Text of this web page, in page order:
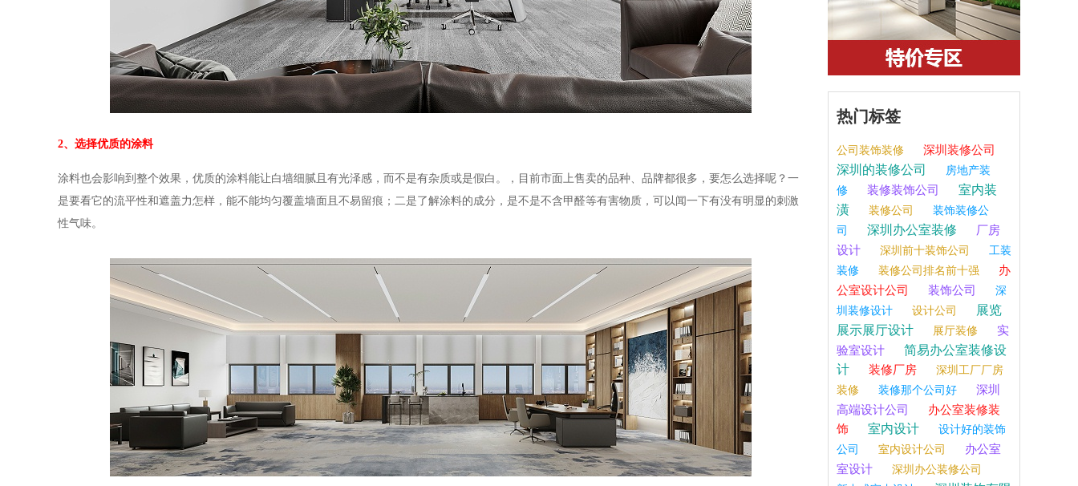
2、选择优质的涂料
涂料也会影响到整个效果，优质的涂料能让白墙细腻且有光泽感，而不是有杂质或是假白。，目前市面上售卖的品种、品牌都很多，要怎么选择呢？一
是要看它的流平性和遮盖力怎样，能不能均匀覆盖墙面且不易留痕；二是了解涂料的成分，是不是不含甲醛等有害物质，可以闻一下有没有明显的刺激
性气味。
热门标签
公司装饰装修 深圳装修公司
深圳的装修公司
房地产装
修
装修装饰公司
室内装
潢
装修公司
装饰装修公
司
深圳办公室装修
厂房
设计
深圳前十装饰公司
工装
装修
装修公司排名前十强
办
公室设计公司
装饰公司
深
圳装修设计
设计公司
展览
展示展厅设计
展厅装修
实
验室设计
简易办公室装修设
计
装修厂房
深圳工厂厂房
装修
装修那个公司好
深圳
高端设计公司
办公室装修装
饰
室内设计
设计好的装饰
公司
室内设计公司
办公室
室设计
深圳办公装修公司